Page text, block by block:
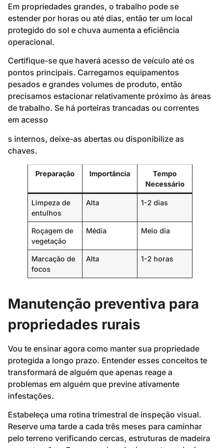
Em propriedades grandes, o trabalho pode se
estender por horas ou até dias, então ter um local
protegido do sol e chuva aumenta a eficiência
operacional.
Certifique-se que haverá acesso de veículo até os
pontos principais. Carregamos equipamentos
pesados e grandes volumes de produto, então
precisamos estacionar relativamente próximo às áreas
de trabalho. Se há porteiras trancadas ou correntes
em acesso
s internos, deixe-as abertas ou disponibilize as
chaves.
Preparação Importância
Tempo
Necessário
Limpeza de
entulhos
Alta 1-2 dias
Roçagem de
vegetação
Média Meio dia
Marcação de
focos
Alta 1-2 horas
Manutenção preventiva para
propriedades rurais
Vou te ensinar agora como manter sua propriedade
protegida a longo prazo. Entender esses conceitos te
transformará de alguém que apenas reage a
problemas em alguém que previne ativamente
infestações.
Estabeleça uma rotina trimestral de inspeção visual.
Reserve uma tarde a cada três meses para caminhar
pelo terreno verificando cercas, estruturas de madeira